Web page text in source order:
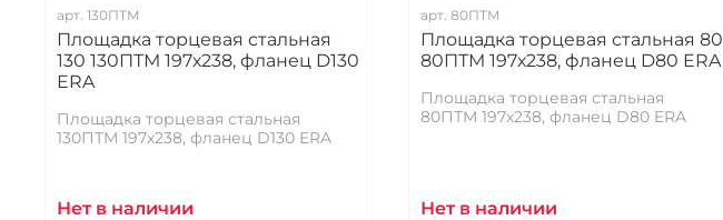
арт. 130ПТМ
Площадка торцевая стальная
130 130ПТМ 197х238, фланец D130
ERA
Площадка торцевая стальная
130ПТМ 197х238, фланец D130 ERA
Нет в наличии
арт. 80ПТМ
Площадка торцевая стальная 80
80ПТМ 197х238, фланец D80 ERA
Площадка торцевая стальная
80ПТМ 197х238, фланец D80 ERA
Нет в наличии